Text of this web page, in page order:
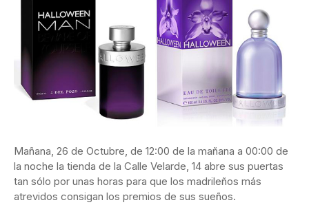
Mañana, 26 de Octubre, de 12:00 de la mañana a 00:00 de
la noche la tienda de la Calle Velarde, 14 abre sus puertas
tan sólo por unas horas para que los madrileños más
atrevidos consigan los premios de sus sueños.